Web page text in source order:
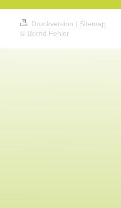
Druckversion | Sitemap
© Bernd Fehler